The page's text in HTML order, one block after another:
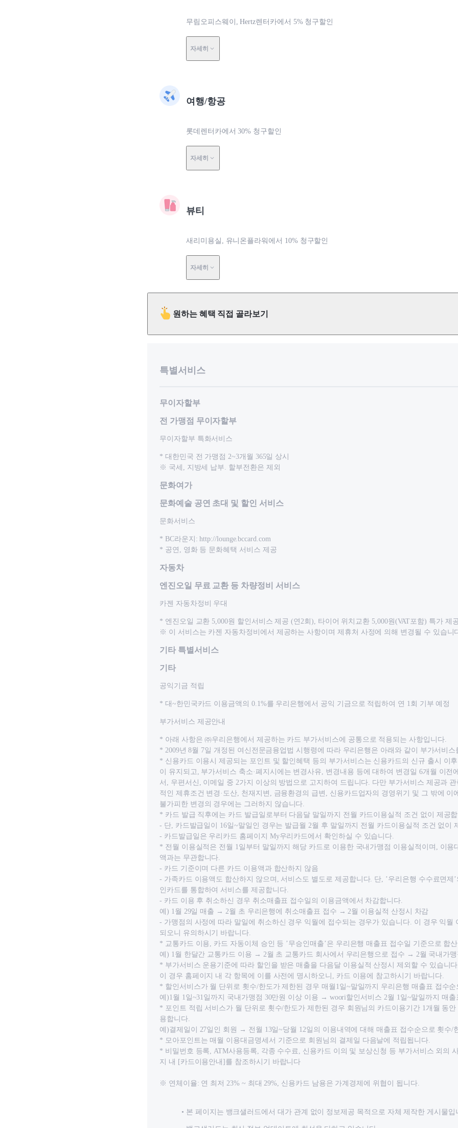
무림오피스웨이, Hertz렌터카에서 5% 청구할인
자세히
여행/항공
롯데렌터카에서 30% 청구할인
자세히
뷰티
새리미용실, 유니온플라워에서 10% 청구할인
자세히
원하는 혜택 직접 골라보기
특별서비스
무이자할부
전 가맹점 무이자할부
무이자할부 특화서비스
* 대한민국 전 가맹점 2~3개월 365일 상시
※ 국세, 지방세 납부. 할부전환은 제외
문화여가
문화예술 공연 초대 및 할인 서비스
문화서비스
* BC라운지: http://lounge.bccard.com
* 공연, 영화 등 문화혜택 서비스 제공
자동차
엔진오일 무료 교환 등 차량정비 서비스
카젠 자동차정비 우대
* 엔진오일 교환 5,000원 할인서비스 제공 (연2회), 타이어 위치교환 5,000원(VAT포함) 특가 제
※ 이 서비스는 카젠 자동차정비에서 제공하는 사항이며 제휴처 사정에 의해 변경될 수 있습니
기타 특별서비스
기타
공익기금 적립
* 대~한민국카드 이용금액의 0.1%를 우리은행에서 공익 기금으로 적립하여 연 1회 기부 예정
부가서비스 제공안내
* 아래 사항은 ㈜우리은행에서 제공하는 카드 부가서비스에 공통으로 적용되는 사항입니다.
* 2009년 8월 7일 개정된 여신전문금융업법 시행령에 따라 우리은행은 아래와 같이 부가서비스
* 신용카드 이용시 제공되는 포인트 및 할인혜택 등의 부가서비스는 신용카드의 신규 출시 이
이 유지되고, 부가서비스 축소·폐지시에는 변경사유, 변경내용 등에 대하여 변경일 6개월 이전
서, 우편서신, 이메일 중 2가지 이상의 방법으로 고지하여 드립니다. 다만 부가서비스 제공과
적인 제휴조건 변경·도산, 천재지변, 금융환경의 급변, 신용카드업자의 경영위기 및 그 밖에 이
불가피한 변경의 경우에는 그러하지 않습니다.
* 카드 발급 직후에는 카드 발급일로부터 다음달 말일까지 전월 카드이용실적 조건 없이 제공
- 단, 카드발급일이 16일~말일인 경우는 발급월 2월 후 말일까지 전월 카드이용실적 조건 없이
- 카드발급일은 우리카드 홈페이지 My우리카드에서 확인하실 수 있습니다.
* 전월 이용실적은 전월 1일부터 말일까지 해당 카드로 이용한 국내가맹점 이용실적이며, 이용
액과는 무관합니다.
- 카드 기준이며 다른 카드 이용액과 합산하지 않음
- 가족카드 이용액도 합산하지 않으며, 서비스도 별도로 제공합니다. 단, ’우리은행 수수료면제
인카드를 통합하여 서비스를 제공합니다.
- 카드 이용 후 취소하신 경우 취소매출표 접수일의 이용금액에서 차감합니다.
예) 1월 29일 매출 → 2월 초 우리은행에 취소매출표 접수 → 2월 이용실적 산정시 차감
- 가맹점의 사정에 따라 말일에 취소하신 경우 익월에 접수되는 경우가 있습니다. 이 경우 익월
되오니 유의하시기 바랍니다.
* 교통카드 이용, 카드 자동이체 승인 등 ’무승인매출’은 우리은행 매출표 접수일 기준으로 합
예) 1월 한달간 교통카드 이용 → 2월 초 교통카드 회사에서 우리은행으로 접수 → 2월 국내가
* 부가서비스 운용기준에 따라 할인을 받은 매출을 다음달 이용실적 산정시 제외할 수 있습니
이 경우 홈페이지 내 각 항목에 이를 사전에 명시하오니, 카드 이용에 참고하시기 바랍니다.
* 할인서비스가 월 단위로 횟수/한도가 제한된 경우 매월1일~말일까지 우리은행 매출표 접수
예)1월 1일~31일까지 국내가맹점 30만원 이상 이용 → woori할인서비스 2월 1일~말일까지 매출
* 포인트 적립 서비스가 월 단위로 횟수/한도가 제한된 경우 회원님의 카드이용기간 1개월 동
용합니다.
예)결제일이 27일인 회원 → 전월 13일~당월 12일의 이용내역에 대해 매출표 접수순으로 횟수/
* 모아포인트는 매월 이용대금명세서 기준으로 회원님의 결제일 다음날에 적립됩니다.
* 비밀번호 등록, ATM사용등록, 각종 수수료, 신용카드 이의 및 보상신청 등 부가서비스 외의
지 내 [카드이용안내]를 참조하시기 바랍니다
※ 연체이율: 연 최저 23% ~ 최대 29%, 신용카드 남용은 가계경제에 위협이 됩니다.
본 페이지는 뱅크샐러드에서 대가 관계 없이 정보제공 목적으로 자체 제작한 게시물입